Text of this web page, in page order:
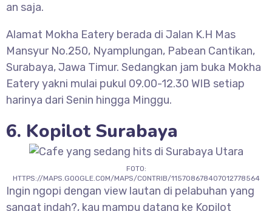
an saja.
Alamat Mokha Eatery berada di Jalan K.H Mas
Mansyur No.250, Nyamplungan, Pabean Cantikan,
Surabaya, Jawa Timur. Sedangkan jam buka Mokha
Eatery yakni mulai pukul 09.00-12.30 WIB setiap
harinya dari Senin hingga Minggu.
6. Kopilot Surabaya
FOTO:
HTTPS://MAPS.GOOGLE.COM/MAPS/CONTRIB/115708678407012778564
Ingin ngopi dengan view lautan di pelabuhan yang
sangat indah?, kau mampu datang ke Kopilot